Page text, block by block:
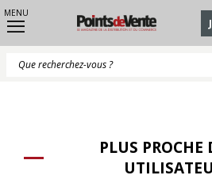
MENU
PLUS PROCHE